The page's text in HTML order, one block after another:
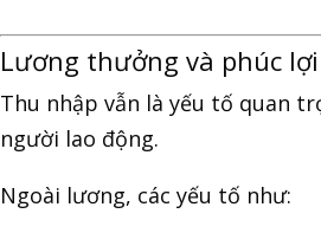
Lương thưởng và phúc lợi
Thu nhập vẫn là yếu tố quan
người lao động.
Ngoài lương, các yếu tố như: